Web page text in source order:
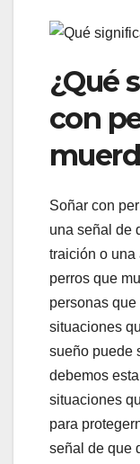
¿Qué
con
Soñar con
una señal de
traición o una
perros que
personas
situaciones
sueño puede
debemos
situaciones
para
señal de que